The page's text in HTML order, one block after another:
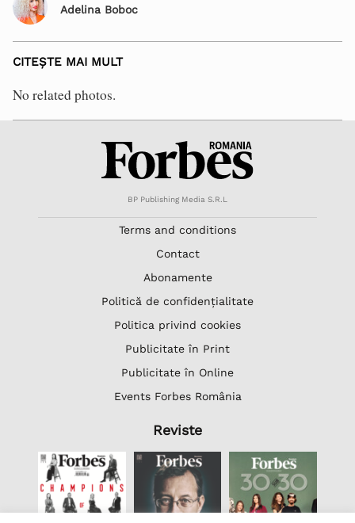
Adelina Boboc
CITEȘTE MAI MULT
No related photos.
BP Publishing Media S.R.L
Terms and conditions
Contact
Abonamente
Politică de confidențialitate
Politica privind cookies
Publicitate în Print
Publicitate în Online
Events Forbes România
Reviste